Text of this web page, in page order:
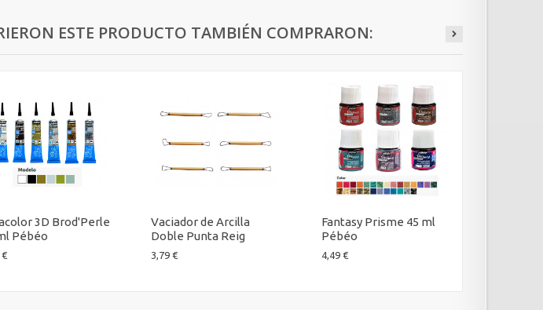
ESTE PRODUCTO TAMBIÉN COMPRARON:
3D Brod'Perle
Pébéo
€
Vaciador de Arcilla
Doble Punta Reig
3,79 €
Fantasy Prisme 45 ml
Pébéo
4,49 €